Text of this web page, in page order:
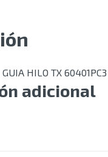
HILO TX 60401PC3
adicional